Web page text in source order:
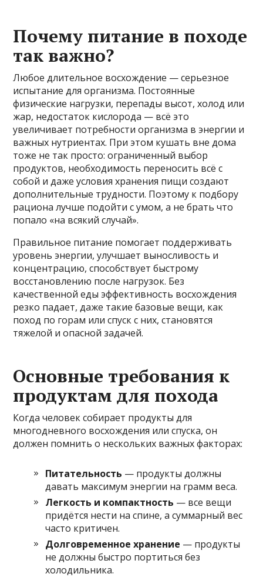
Почему питание в походе
так важно?
Любое длительное восхождение — серьезное
испытание для организма. Постоянные
физические нагрузки, перепады высот, холод или
жар, недостаток кислорода — всё это
увеличивает потребности организма в энергии и
важных нутриентах. При этом кушать вне дома
тоже не так просто: ограниченный выбор
продуктов, необходимость переносить всё с
собой и даже условия хранения пищи создают
дополнительные трудности. Поэтому к подбору
рациона лучше подойти с умом, а не брать что
попало «на всякий случай».
Правильное питание помогает поддерживать
уровень энергии, улучшает выносливость и
концентрацию, способствует быстрому
восстановлению после нагрузок. Без
качественной еды эффективность восхождения
резко падает, даже такие базовые вещи, как
поход по горам или спуск с них, становятся
тяжелой и опасной задачей.
Основные требования к
продуктам для похода
Когда человек собирает продукты для
многодневного восхождения или спуска, он
должен помнить о нескольких важных факторах:
Питательность — продукты должны
давать максимум энергии на грамм веса.
Легкость и компактность — все вещи
придётся нести на спине, а суммарный вес
часто критичен.
Долговременное хранение — продукты
не должны быстро портиться без
холодильника.